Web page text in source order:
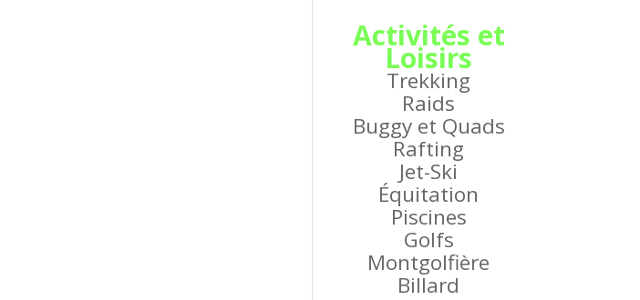
Activités et
Loisirs
Trekking
Raids
Buggy et Quads
Rafting
Jet-Ski
Équitation
Piscines
Golfs
Montgolfière
Billard